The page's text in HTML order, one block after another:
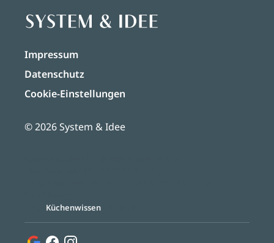
Impressum
Datenschutz
Cookie-Einstellungen
© 2026 System & Idee
Küchenwissen